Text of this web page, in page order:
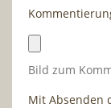
Bild zum
Mit Absenden